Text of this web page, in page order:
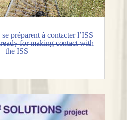
préparent à contacter l’ISS
for making contact with
the ISS